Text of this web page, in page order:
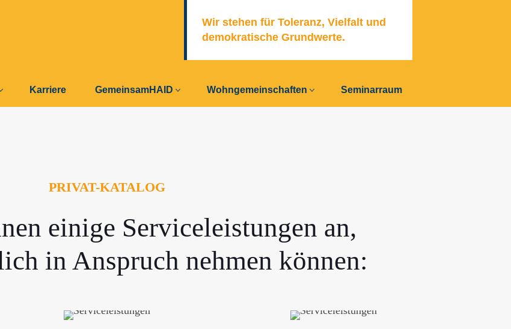
Wir stehen für Toleranz, Vielfalt und
demo­kratische Grund­werte.
Karriere GemeinsamHAID Wohngemeinschaften Seminarraum
PRIVAT-KATALOG
einige Serviceleistungen an,
in Anspruch nehmen können: